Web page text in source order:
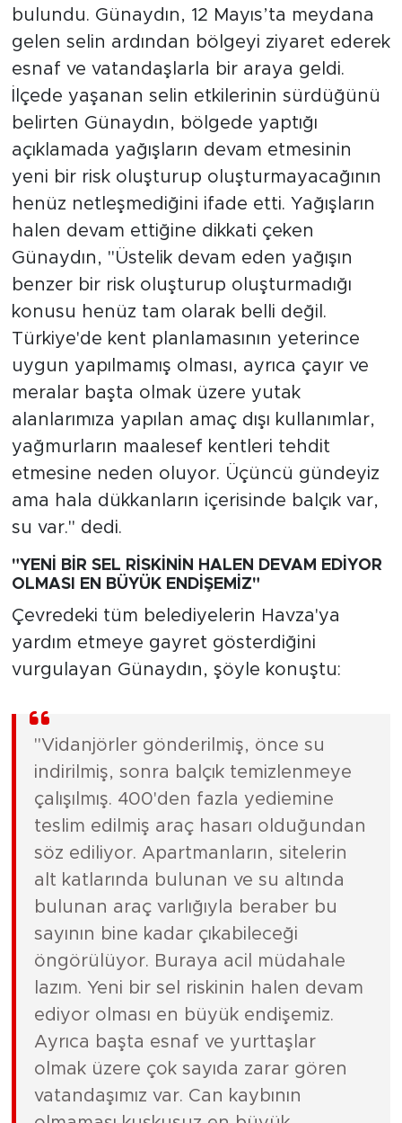
bulundu. Günaydın, 12 Mayıs’ta meydana
gelen selin ardından bölgeyi ziyaret ederek
esnaf ve vatandaşlarla bir araya geldi.
İlçede yaşanan selin etkilerinin sürdüğünü
belirten Günaydın, bölgede yaptığı
açıklamada yağışların devam etmesinin
yeni bir risk oluşturup oluşturmayacağının
henüz netleşmediğini ifade etti. Yağışların
halen devam ettiğine dikkati çeken
Günaydın, "Üstelik devam eden yağışın
benzer bir risk oluşturup oluşturmadığı
konusu henüz tam olarak belli değil.
Türkiye'de kent planlamasının yeterince
uygun yapılmamış olması, ayrıca çayır ve
meralar başta olmak üzere yutak
alanlarımıza yapılan amaç dışı kullanımlar,
yağmurların maalesef kentleri tehdit
etmesine neden oluyor. Üçüncü gündeyiz
ama hala dükkanların içerisinde balçık var,
su var." dedi.
"YENİ BİR SEL RİSKİNİN HALEN DEVAM EDİYOR
OLMASI EN BÜYÜK ENDİŞEMİZ"
Çevredeki tüm belediyelerin Havza'ya
yardım etmeye gayret gösterdiğini
vurgulayan Günaydın, şöyle konuştu:
"Vidanjörler gönderilmiş, önce su
indirilmiş, sonra balçık temizlenmeye
çalışılmış. 400'den fazla yediemine
teslim edilmiş araç hasarı olduğundan
söz ediliyor. Apartmanların, sitelerin
alt katlarında bulunan ve su altında
bulunan araç varlığıyla beraber bu
sayının bine kadar çıkabileceği
öngörülüyor. Buraya acil müdahale
lazım. Yeni bir sel riskinin halen devam
ediyor olması en büyük endişemiz.
Ayrıca başta esnaf ve yurttaşlar
olmak üzere çok sayıda zarar gören
vatandaşımız var. Can kaybının